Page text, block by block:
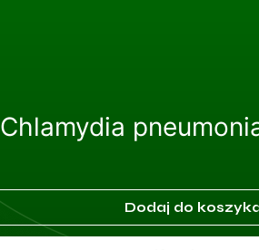
Chlamydia
Dodaj do